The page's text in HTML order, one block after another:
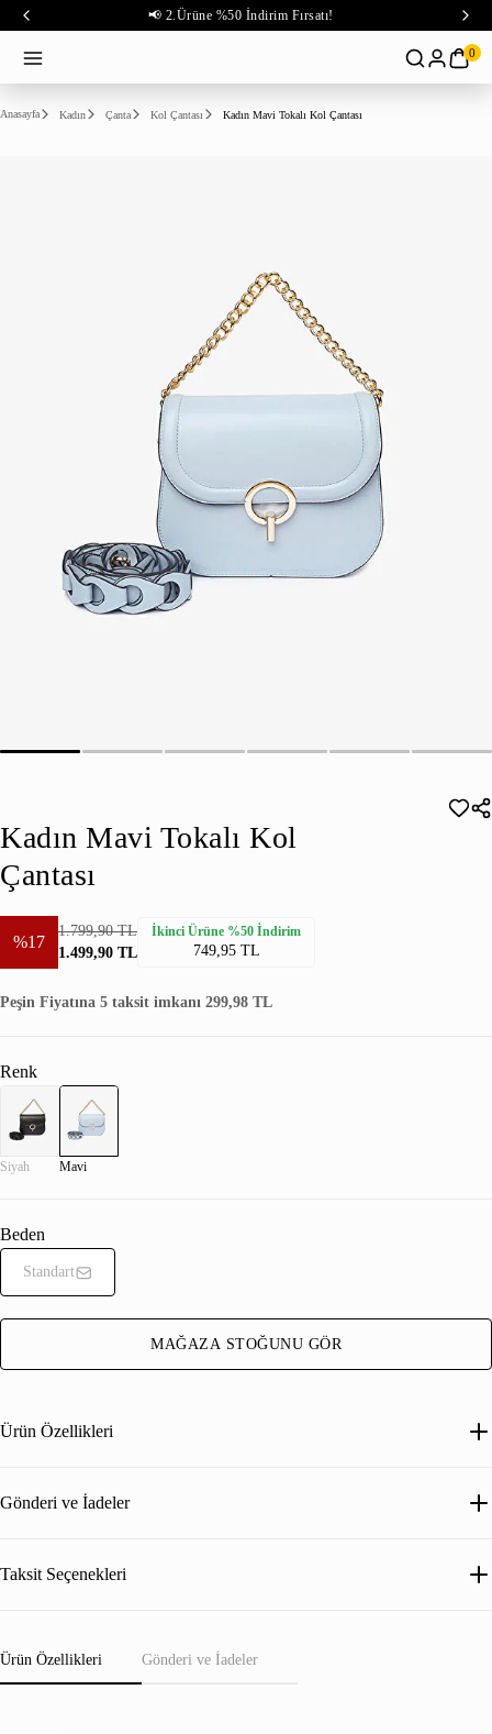
📢 2.Ürüne %50 İndirim Fırsatı!
0
Anasayfa Kadın Çanta Kol Çantası Kadın Mavi Tokalı Kol Çantası
Kadın Mavi Tokalı Kol
Çantası
%17
1.799,90 TL
1.499,90 TL
İkinci Ürüne %50 İndirim
749,95 TL
Peşin Fiyatına 5 taksit imkanı 299,98 TL
Renk
Siyah Mavi
Beden
Standart
MAĞAZA STOĞUNU GÖR
Ürün Özellikleri
Gönderi ve İadeler
Taksit Seçenekleri
Ürün Özellikleri Gönderi ve İadeler